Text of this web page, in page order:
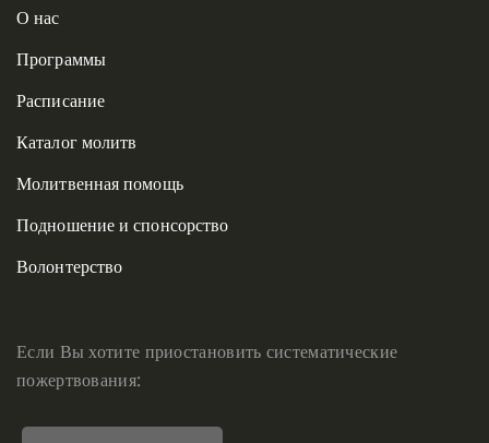
О нас
Программы
Расписание
Каталог молитв
Молитвенная помощь
Подношение и спонсорство
Волонтерство
Если Вы хотите приостановить систематические
пожертвования: